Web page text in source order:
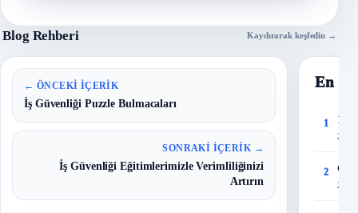
Blog Rehberi Kaydırarak keşfedin →
← ÖNCEKI İÇERIK
İş Güvenliği Puzzle Bulmacaları
SONRAKI İÇERIK →
İş Güvenliği Eğitimlerimizle Verimliliğinizi
Artırın
En
1 150
27
2
28